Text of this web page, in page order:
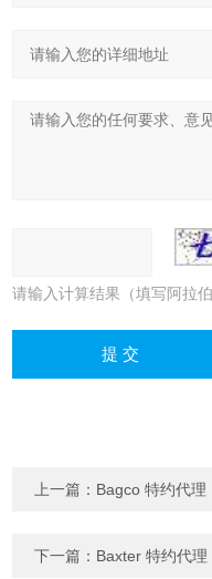
请输入计算结果（填写阿拉
上一篇： Bagco 特约代理
下一篇： Baxter 特约代理